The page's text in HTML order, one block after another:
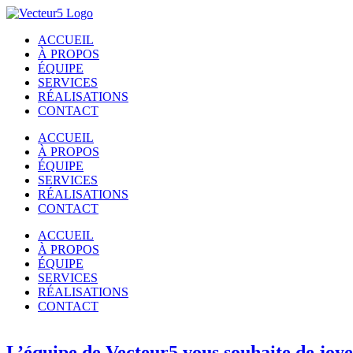
Passer
contenuACCUEIL
À PROPOS
ÉQUIPE
SERVICES
RÉALISATIONS
CONTACT
ACCUEIL
À PROPOS
ÉQUIPE
SERVICES
RÉALISATIONS
CONTACT
ACCUEIL
À PROPOS
ÉQUIPE
SERVICES
RÉALISATIONS
CONTACT